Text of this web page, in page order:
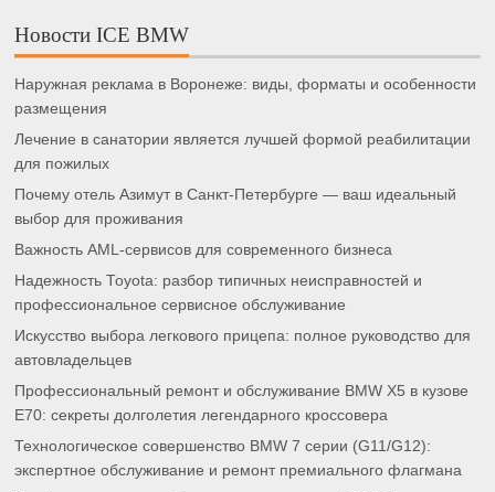
Новости ICE BMW
Наружная реклама в Воронеже: виды, форматы и особенности
размещения
Лечение в санатории является лучшей формой реабилитации
для пожилых
Почему отель Азимут в Санкт-Петербурге — ваш идеальный
выбор для проживания
Важность AML-сервисов для современного бизнеса
Надежность Toyota: разбор типичных неисправностей и
профессиональное сервисное обслуживание
Искусство выбора легкового прицепа: полное руководство для
автовладельцев
Профессиональный ремонт и обслуживание BMW X5 в кузове
E70: секреты долголетия легендарного кроссовера
Технологическое совершенство BMW 7 серии (G11/G12):
экспертное обслуживание и ремонт премиального флагмана